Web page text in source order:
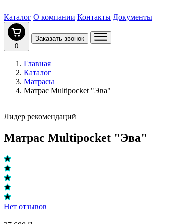
Каталог О компании Контакты Документы
0
Заказать звонок
Главная
Каталог
Матрасы
Матрас Multipocket "Эва"
Лидер рекомендаций
Матрас Multipocket "Эва"
Нет отзывов